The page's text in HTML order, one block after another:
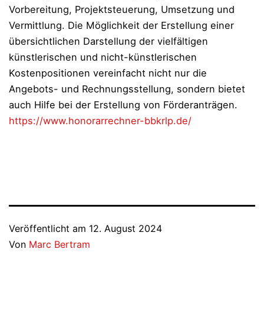
Vorbereitung, Projektsteuerung, Umsetzung und
Vermittlung. Die Möglichkeit der Erstellung einer
übersichtlichen Darstellung der vielfältigen
künstlerischen und nicht-künstlerischen
Kostenpositionen vereinfacht nicht nur die
Angebots- und Rechnungsstellung, sondern bietet
auch Hilfe bei der Erstellung von Förderanträgen.
https://www.honorarrechner-bbkrlp.de/
Veröffentlicht am 12. August 2024
Von Marc Bertram